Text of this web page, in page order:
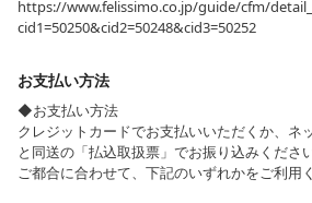
https://www.felissimo.co.jp/guide/cfm/
cid1=50250&cid2=50248&cid3=50252
お支払い方法
◆お支払い方法
クレジットカードでお支払いいただくか、ネ
と同送の「払込取扱票」でお振り込みください
ご都合に合わせて、下記のいずれかをご利用